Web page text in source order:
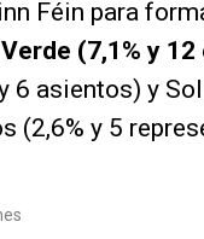
Féin para
(7,1% y 12
6 asientos) y
(2,6% y 5